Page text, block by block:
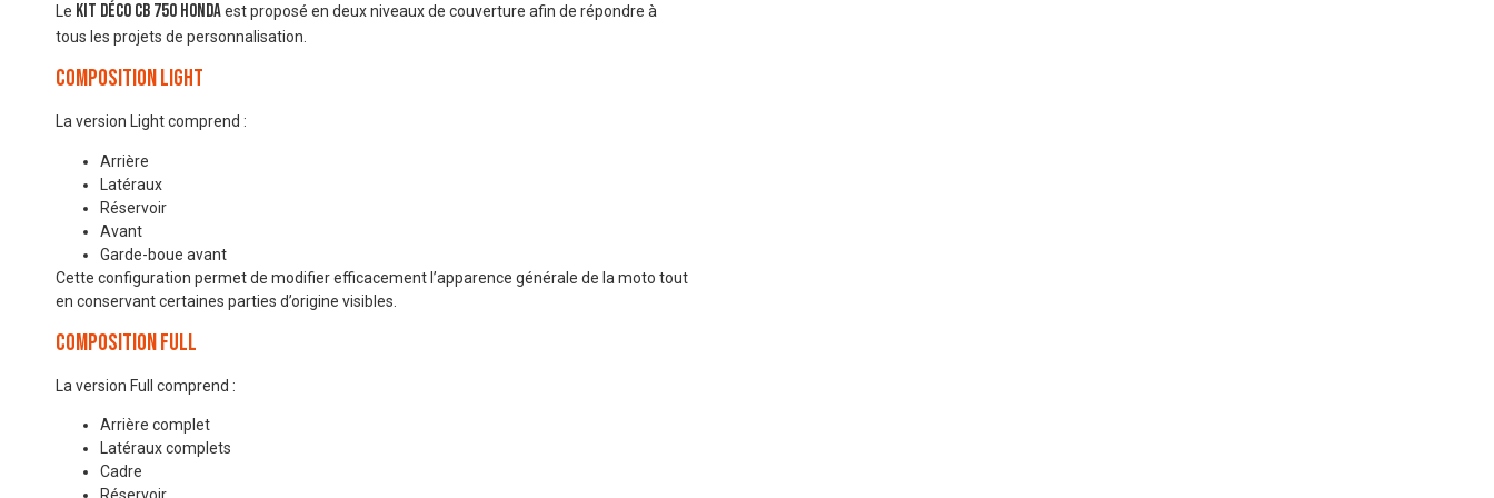
Le Kit déco CB 750 Hondaest proposé en deux niveaux de couverture afin de répondre à
tous les projets de personnalisation.
Composition Light
La version Light comprend :
Arrière
Latéraux
Réservoir
Avant
Garde-boue avant
Cette configuration permet de modifier efficacement l’apparence générale de la moto tout
en conservant certaines parties d’origine visibles.
Composition Full
La version Full comprend :
Arrière complet
Latéraux complets
Cadre